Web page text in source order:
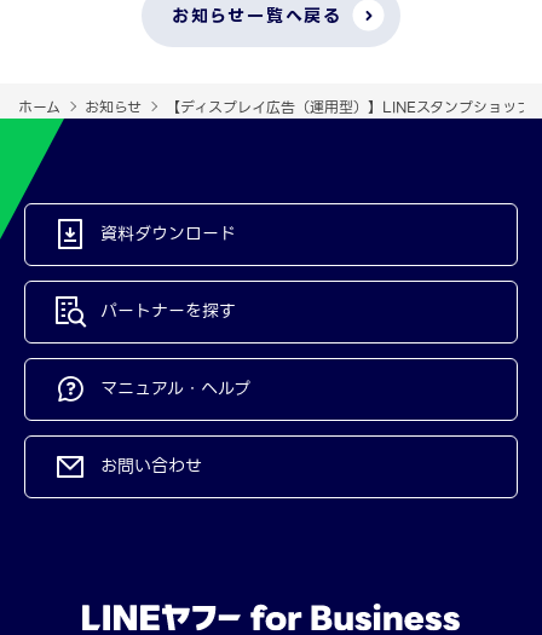
お知らせ一覧へ戻る
ホーム お知らせ 【ディスプレイ広告（運用型）】LINEスタンプショップ
資料ダウンロード
パートナーを探す
マニュアル・ヘルプ
お問い合わせ